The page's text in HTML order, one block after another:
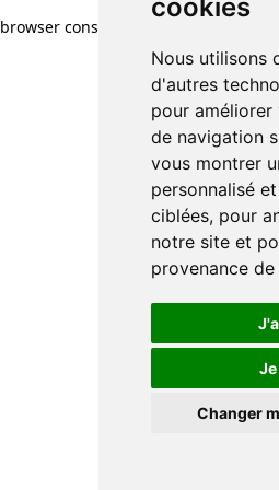
cookies
Nous utilisons
d'autres
pour
de navigation
vous montrer
personnalisé
ciblées, pour
notre site et
provenance
Changer
browser console for more information)